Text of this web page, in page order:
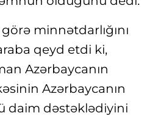
minnətdarlığını
qeyd etdi ki,
Azərbaycanın
Azərbaycanın
daim dəstəklədiyini